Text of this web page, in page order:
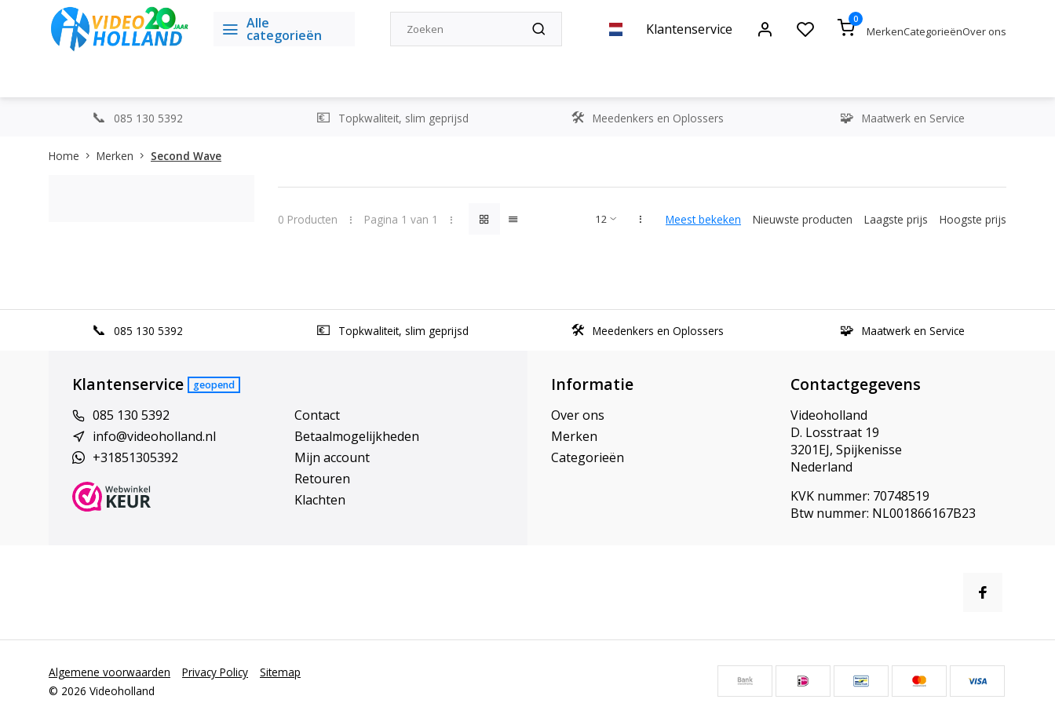
Alle
categorieën Klantenservice
0
MerkenCategorieënOver ons
085 130 5392 Topkwaliteit, slim geprijsd Meedenkers en Oplossers Maatwerk en Service
Home Merken Second Wave
0 Producten Pagina 1 van 1 Meest bekeken Nieuwste producten Laagste prijs Hoogste prijs
085 130 5392 Topkwaliteit, slim geprijsd Meedenkers en Oplossers Maatwerk en Service
Klantenservice geopend
085 130 5392
info@videoholland.nl
+31851305392
Contact
Betaalmogelijkheden
Mijn account
Retouren
Klachten
Informatie
Over ons
Merken
Categorieën
Contactgegevens
Videoholland
D. Losstraat 19
3201EJ, Spijkenisse
Nederland
KVK nummer: 70748519
Btw nummer: NL001866167B23
Algemene voorwaarden Privacy Policy
Sitemap
© 2026 Videoholland